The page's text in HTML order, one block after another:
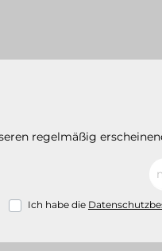
regelmäßig
Ich habe die